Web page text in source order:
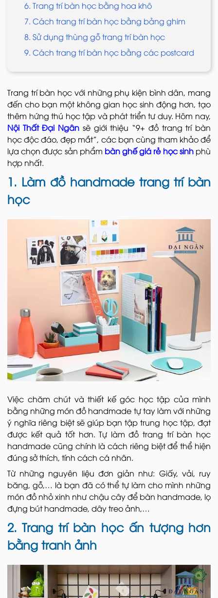
6. Trang trí bàn học bằng hoa khô
7. Cách trang trí bàn học bằng bảng ghim
8. Sử dụng thùng gỗ trang trí bàn học
9. Cách trang trí bàn học bằng các postcard
Trang trí bàn học với những phụ kiện bình dân, mang
đến cho bạn một không gian học sinh động hơn, tạo
thêm hứng thú học tập và phát triển tư duy. Hôm nay,
Nội Thất Đại Ngân sẽ giới thiệu “9+ đồ trang trí bàn
học độc đáo, đẹp mắt”, các bạn cùng tham khảo để
lựa chọn được sản phẩm bàn ghế giá rẻ học sinhphù
hợp nhất.
1. Làm đồ handmade trang trí bàn
học
Việc chăm chút và thiết kế góc học tập của mình
bằng những món đồ handmade tự tay làm với những
ý nghĩa riêng biệt sẽ giúp bạn tập trung học tập, đạt
được kết quả tốt hơn. Tự làm đồ trang trí bàn học
handmade cũng chính là cách riêng biệt để thể hiện
đúng sở thích, tính cách cá nhân.
Từ những nguyên liệu đơn giản như: Giấy, vải, ruy
băng, gỗ,… là bạn đã có thể tự làm cho mình những
món đồ nhỏ xinh như chậu cây để bàn handmade, lọ
đựng bút handmade, dây treo ảnh,…
2. Trang trí bàn học ấn tượng hơn
bằng tranh ảnh